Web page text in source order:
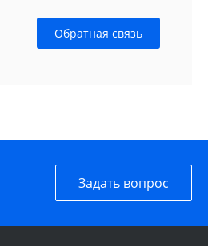
Обратная связь
Задать вопрос